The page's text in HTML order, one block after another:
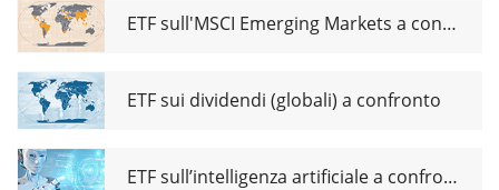
ETF sull'MSCI Emerging Markets a confronto
ETF sui dividendi (globali) a confronto
ETF sull’intelligenza artificiale a confronto